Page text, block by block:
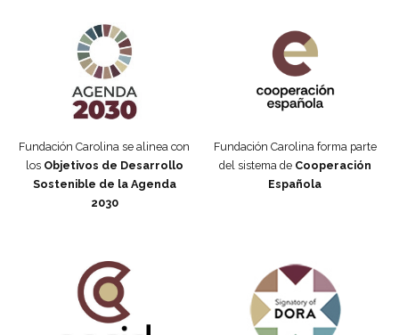
Fundación Carolina se alinea con
los Objetivos de Desarrollo
Sostenible de la Agenda
2030
Fundación Carolina forma parte
del sistema de Cooperación
Española